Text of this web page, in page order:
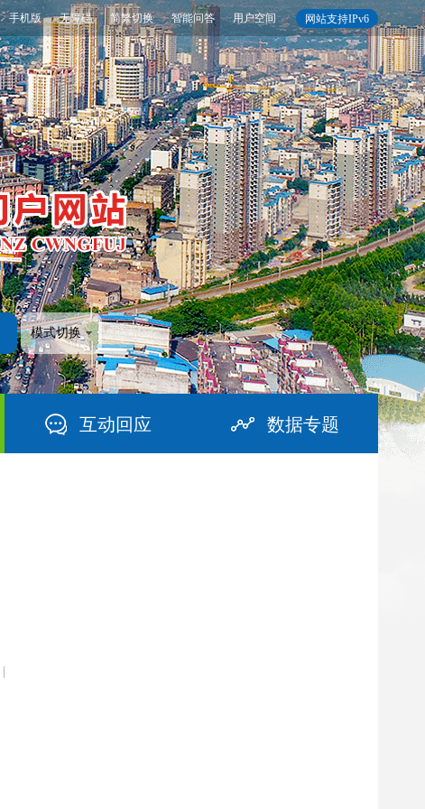
网站支持IPv6
手机版 无障碍 简繁切换 智能问答 用户空间
模式切换
互动回应 数据专题